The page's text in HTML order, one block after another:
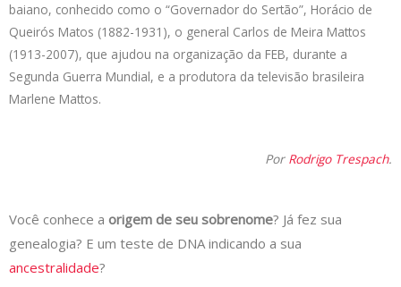
baiano, conhecido como o “Governador do Sertão”, Horácio de
Queirós Matos (1882-1931), o general Carlos de Meira Mattos
(1913-2007), que ajudou na organização da FEB, durante a
Segunda Guerra Mundial, e a produtora da televisão brasileira
Marlene Mattos.
Por Rodrigo Trespach.
Você conhece a origem de seu sobrenome? Já fez sua
genealogia? E um teste de DNA indicando a sua
ancestralidade?